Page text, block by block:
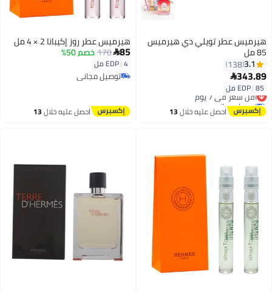
هيرميس عطر تويلي دي هيرميس
85 مل
3.1
138
343.89
EDP|85 ملأقل سعر في 7 يوم
توصيل مجاني
أقل سعر في 7 يوماحصل عليه خلال13
هيرميس عطر روز إكيبانا 2 × 4 مل
85
170 خصم 50%
EDP|4 مل
توصيل مجاني
توصيل مجاني
احصل عليه خلال13